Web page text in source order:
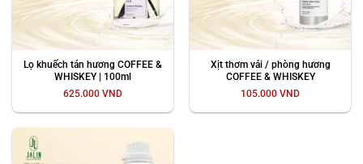
Lọ khuếch tán hương COFFEE &
WHISKEY | 100ml
625.000 VND
Xịt thơm vải / phòng hương
COFFEE & WHISKEY
105.000 VND